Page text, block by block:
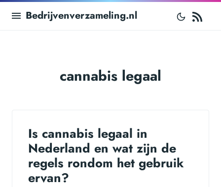
Bedrijvenverzameling.nl
cannabis legaal
Is cannabis legaal in
Nederland en wat zijn de
regels rondom het gebruik
ervan?